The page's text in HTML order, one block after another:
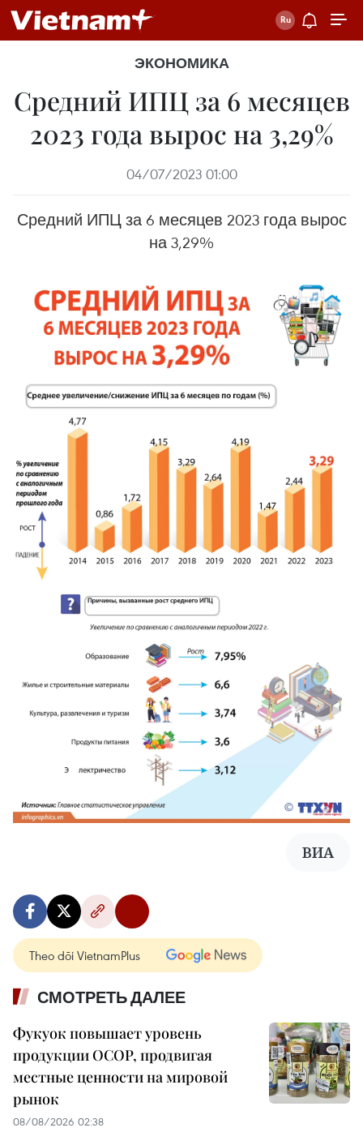
ЭКОНОМИКА
Средний ИПЦ за 6 месяцев
2023 года вырос на 3,29%
04/07/2023 01:00
Средний ИПЦ за 6 месяцев 2023 года вырос
на 3,29%
ВИА
Theo dõi VietnamPlus
СМОТРЕТЬ ДАЛЕЕ
Фукуок повышает уровень
продукции OCOP, продвигая
местные ценности на мировой
рынок
08/08/2026 02:38